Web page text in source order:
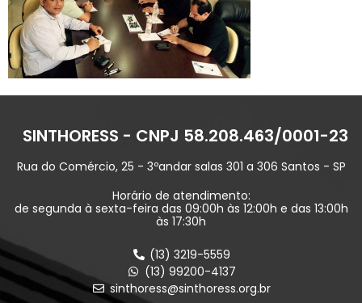
SINTHORESS - CNPJ 58.208.463/0001-23
Rua do Comércio, 25 - 3ºandar salas 301 a 306 Santos - SP
Horário de atendimento:
de segunda à sexta-feira das 09:00h às 12:00h e das 13:00h
às 17:30h
(13) 3219-5559
(13) 99200-4137
sinthoress@sinthoress.org.br